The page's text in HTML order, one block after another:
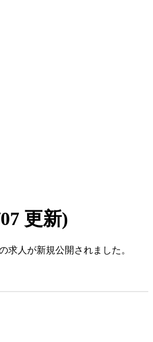
更新)
求人が新規公開されました。